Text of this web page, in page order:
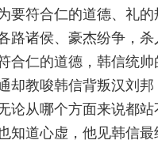
要符合仁的道德、礼
路诸侯、豪杰纷争，
合仁的道德，韩信统
却教唆韩信背叛汉刘
论从哪个方面来说都
知道心虚，他见韩信